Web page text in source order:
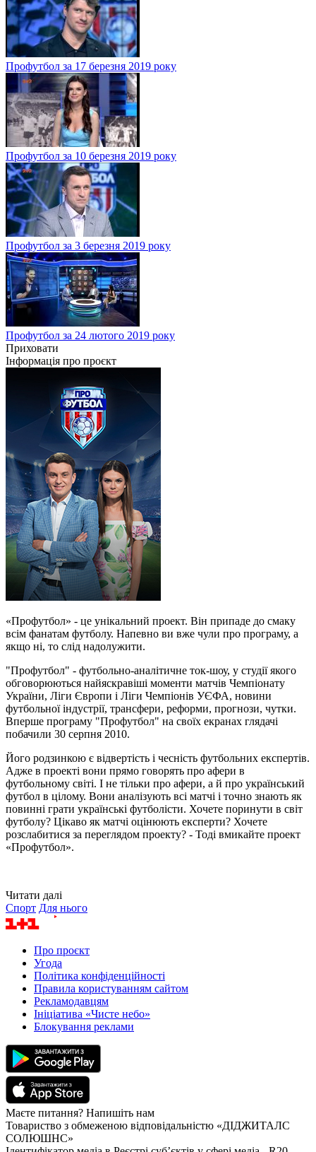
Профутбол за 17 березня 2019 року
Профутбол за 10 березня 2019 року
Профутбол за 3 березня 2019 року
Профутбол за 24 лютого 2019 року
Приховати
Інформація про проєкт
«Профутбол» - це унікальний проект. Він припаде до смаку
всім фанатам футболу. Напевно ви вже чули про програму, а
якщо ні, то слід надолужити.
"Профутбол" - футбольно-аналітичне ток-шоу, у студії якого
обговорюються найяскравіші моменти матчів Чемпіонату
України, Ліги Європи і Ліги Чемпіонів УЄФА, новини
футбольної індустрії, трансфери, реформи, прогнози, чутки.
Вперше програму "Профутбол" на своїх екранах глядачі
побачили 30 серпня 2010.
Його родзинкою є відвертість і чесність футбольних експертів.
Адже в проекті вони прямо говорять про афери в
футбольному світі. І не тільки про афери, а й про український
футбол в цілому. Вони аналізують всі матчі і точно знають як
повинні грати українські футболісти. Хочете поринути в світ
футболу? Цікаво як матчі оцінюють експерти? Хочете
розслабитися за переглядом проекту? - Тоді вмикайте проект
«Профутбол».
Читати далі
Спорт Для нього
Про проєкт
Угода
Політика конфіденційності
Правила користуванням сайтом
Рекламодавцям
Ініціатива «Чисте небо»
Блокування реклами
Маєте питання? Напишіть нам
Товариство з обмеженою відповідальністю «ДІДЖИТАЛС
СОЛЮШНС»